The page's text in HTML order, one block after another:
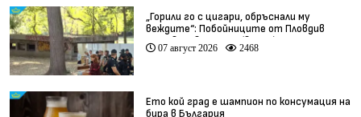
„Горили го с цигари, обръснали му
веждите“: Побойниците от Пловдив
остават в ареста (видео)
07 август 2026 2468
Ето кой град е шампион по консумация на
бира в България